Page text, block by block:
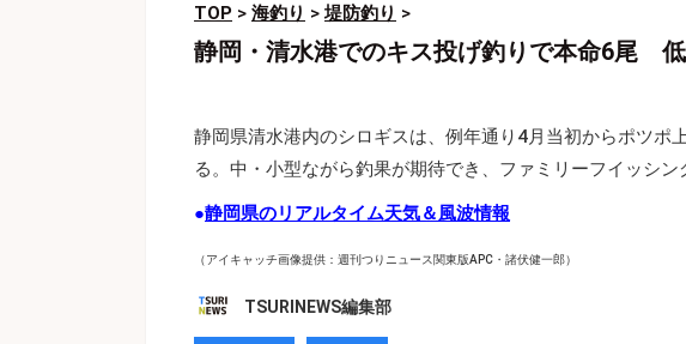
TOP > 海釣り >堤防釣り >
静岡・清水港でのキス投げ釣りで本命6尾
静岡県清水港内のシロギスは、例年通り4月当初からポツポ
る。中・小型ながら釣果が期待でき、ファミリーフイッシン
●静岡県のリアルタイム天気＆風波情報
（アイキャッチ画像提供：週刊つりニュース関東版APC・諸伏健一郎）
TSURINEWS編集部